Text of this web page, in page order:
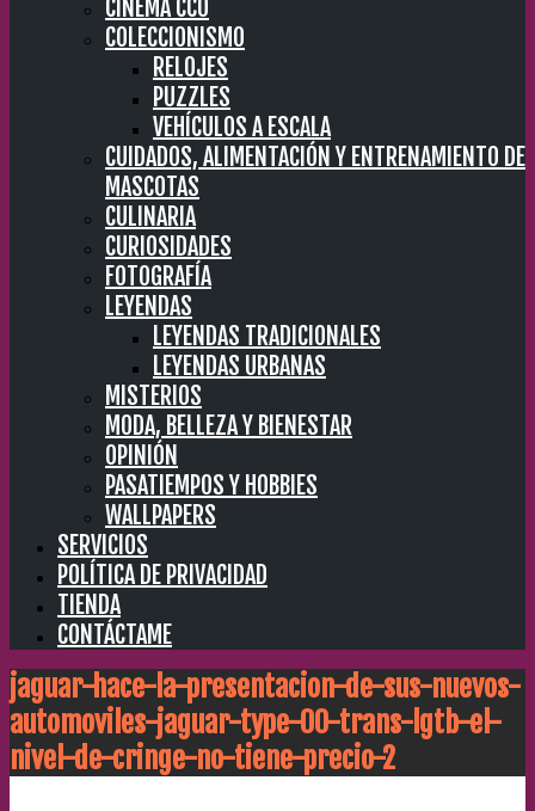
CINEMA CC0
COLECCIONISMO
RELOJES
PUZZLES
VEHÍCULOS A ESCALA
CUIDADOS, ALIMENTACIÓN Y ENTRENAMIENTO DE
MASCOTAS
CULINARIA
CURIOSIDADES
FOTOGRAFÍA
LEYENDAS
LEYENDAS TRADICIONALES
LEYENDAS URBANAS
MISTERIOS
MODA, BELLEZA Y BIENESTAR
OPINIÓN
PASATIEMPOS Y HOBBIES
WALLPAPERS
SERVICIOS
POLÍTICA DE PRIVACIDAD
TIENDA
CONTÁCTAME
jaguar-hace-la-presentacion-de-sus-nuevos-
automoviles-jaguar-type-00-trans-lgtb-el-
nivel-de-cringe-no-tiene-precio-2